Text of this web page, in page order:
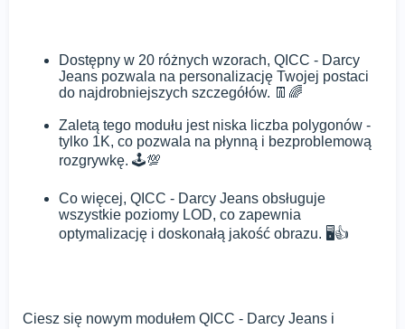
Dostępny w 20 różnych wzorach, QICC - Darcy
Jeans pozwala na personalizację Twojej postaci
do najdrobniejszych szczegółów. 👖🌈
Zaletą tego modułu jest niska liczba polygonów -
tylko 1K, co pozwala na płynną i bezproblemową
rozgrywkę. 🕹️💯
Co więcej, QICC - Darcy Jeans obsługuje
wszystkie poziomy LOD, co zapewnia
optymalizację i doskonałą jakość obrazu. 🖥️👍
Ciesz się nowym modułem QICC - Darcy Jeans i